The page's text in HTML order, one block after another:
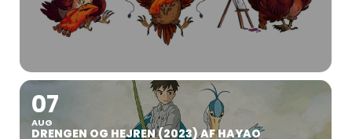
07
AUG
DRENGEN OG HEJREN (2023) AF HAYAO